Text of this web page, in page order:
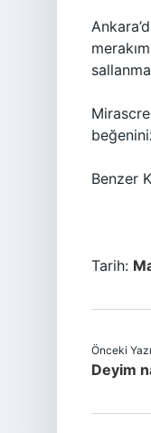
Benzer
Tarih:
Önceki Yazı
Deyim